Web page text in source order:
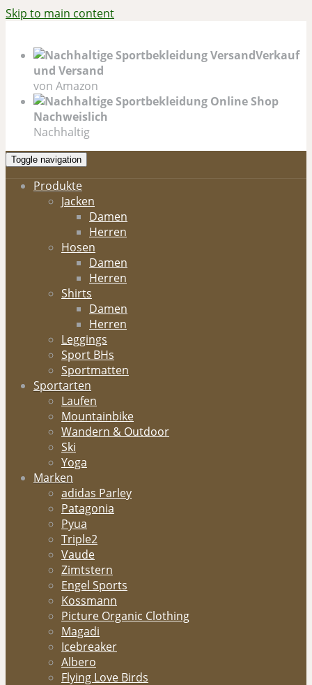
Skip to main content
Verkauf
und Versand
von Amazon
Nachweislich
Nachhaltig
Toggle navigation
Produkte
Jacken
Damen
Herren
Hosen
Damen
Herren
Shirts
Damen
Herren
Leggings
Sport BHs
Sportmatten
Sportarten
Laufen
Mountainbike
Wandern & Outdoor
Ski
Yoga
Marken
adidas Parley
Patagonia
Pyua
Triple2
Vaude
Zimtstern
Engel Sports
Kossmann
Picture Organic Clothing
Magadi
Icebreaker
Albero
Flying Love Birds